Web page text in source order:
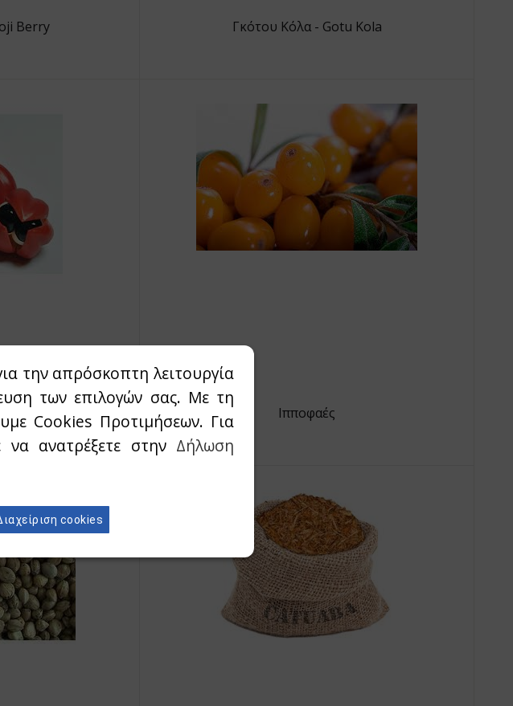
Berry Γκότου Κόλα - Gotu Kola
Ιπποφαές
την απρόσκοπτη λειτουργία
των επιλογών σας. Με τη
Cookies Προτιμήσεων. Για
να ανατρέξετε στην Δήλωση
cookies